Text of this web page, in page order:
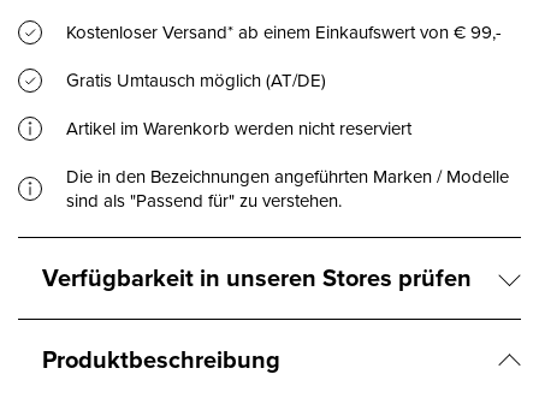
Kostenloser Versand* ab einem Einkaufswert von € 99,-
Gratis Umtausch möglich (AT/DE)
Artikel im Warenkorb werden nicht reserviert
Die in den Bezeichnungen angeführten Marken / Modelle
sind als "Passend für" zu verstehen.
Verfügbarkeit in unseren Stores prüfen
Produktbeschreibung